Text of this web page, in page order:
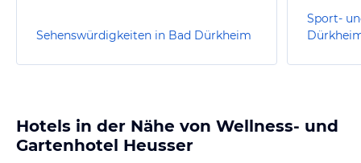
Sehenswürdigkeiten in Bad Dürkheim
Sport-
Hotels in der Nähe von Wellness- und
Gartenhotel Heusser